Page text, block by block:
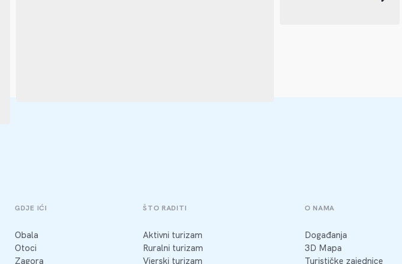
GDJE IĆI
Obala
Otoci
Zagora
ŠTO RADITI
Aktivni turizam
Ruralni turizam
Vjerski turizam
O NAMA
Događanja
3D Mapa
Turističke zajednice